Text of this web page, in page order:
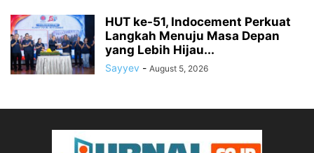
HUT ke-51, Indocement Perkuat
Langkah Menuju Masa Depan
yang Lebih Hijau...
Sayyev - August 5, 2026